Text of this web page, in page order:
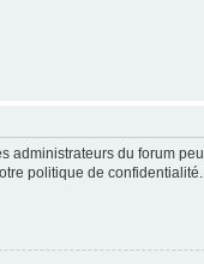
administrateurs du forum
politique de